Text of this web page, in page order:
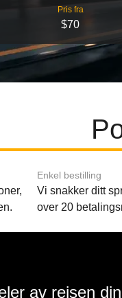
Pris fra
$70
Enkel bestilling
Vi snakker ditt
over 20
av reisen